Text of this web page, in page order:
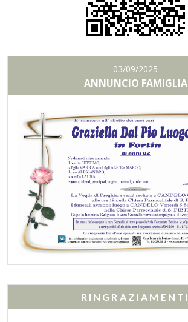
03/09/2025
ANNUNCIO FAMIGLIA
RINGRAZIAMENTI